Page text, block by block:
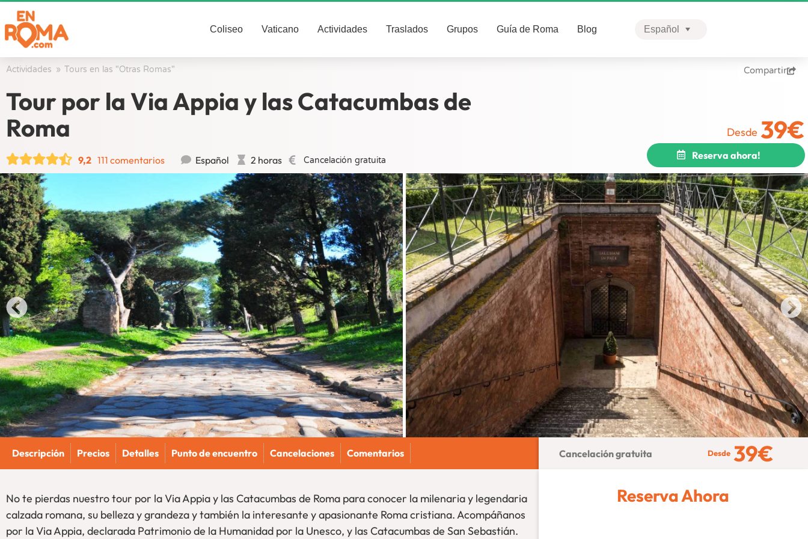
Coliseo Vaticano Actividades Traslados Grupos Guía de Roma Blog Español
Actividades / Tours en las "Otras Romas"
Tour por la Via Appia y las Catacumbas de
Roma
9,2 111 comentarios Español 2 horas Cancelación gratuita
Compartir
Twitter
LinkedIn
WhatsApp
Print
Desde 39€
Reserva ahora!
Descripción Precios Detalles Punto de encuentro Cancelaciones Comentarios Cancelación gratuita Desde 39€
No te pierdas nuestro tour por la Via Appia y las Catacumbas de Roma para conocer la milenaria y legendaria
calzada romana, su belleza y grandeza y también la interesante y apasionante Roma cristiana. Acompáñanos
por la Via Appia, declarada Patrimonio de la Humanidad por la Unesco, y las Catacumbas de San Sebastián.
Reserva Ahora